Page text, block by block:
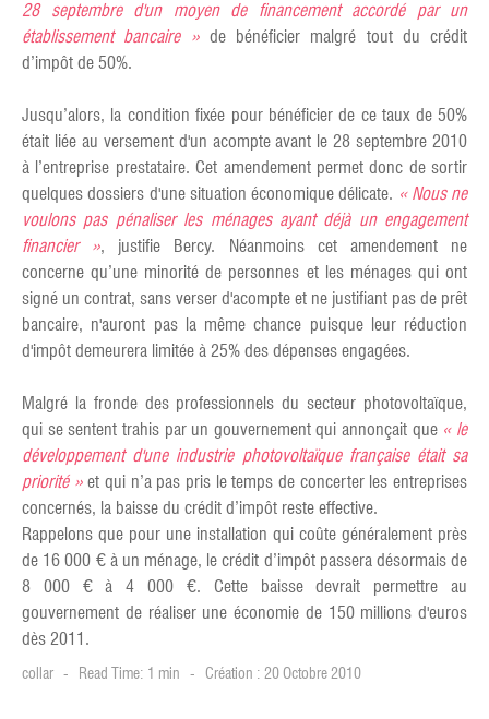
28 septembre d'un moyen de financement accordé par un
établissement bancaire »de bénéficier malgré tout du crédit
d’impôt de 50%.
Jusqu’alors, la condition fixée pour bénéficier de ce taux de 50%
était liée au versement d'un acompte avant le 28 septembre 2010
à l’entreprise prestataire. Cet amendement permet donc de sortir
quelques dossiers d'une situation économique délicate. « Nous ne
voulons pas pénaliser les ménages ayant déjà un engagement
financier », justifie Bercy. Néanmoins cet amendement ne
concerne qu’une minorité de personnes et les ménages qui ont
signé un contrat, sans verser d'acompte et ne justifiant pas de prêt
bancaire, n'auront pas la même chance puisque leur réduction
d'impôt demeurera limitée à 25% des dépenses engagées.
Malgré la fronde des professionnels du secteur photovoltaïque,
qui se sentent trahis par un gouvernement qui annonçait que « le
développement d'une industrie photovoltaïque française était sa
priorité »et qui n’a pas pris le temps de concerter les entreprises
concernés, la baisse du crédit d’impôt reste effective.
Rappelons que pour une installation qui coûte généralement près
de 16 000 € à un ménage, le crédit d’impôt passera désormais de
8 000 € à 4 000 €. Cette baisse devrait permettre au
gouvernement de réaliser une économie de 150 millions d'euros
dès 2011.
collar Read Time: 1 min Création : 20 Octobre 2010